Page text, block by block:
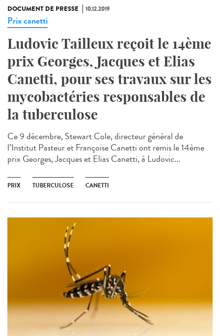
DOCUMENT DE PRESSE 10.12.2019
Prix canetti
Ludovic Tailleux reçoit le 14ème
prix Georges, Jacques et Elias
Canetti, pour ses travaux sur les
mycobactéries responsables de
la tuberculose
Ce 9 décembre, Stewart Cole, directeur général de
l’Institut Pasteur et Françoise Canetti ont remis le 14ème
prix Georges, Jacques et Elias Canetti, à Ludovic...
PRIX TUBERCULOSE CANETTI